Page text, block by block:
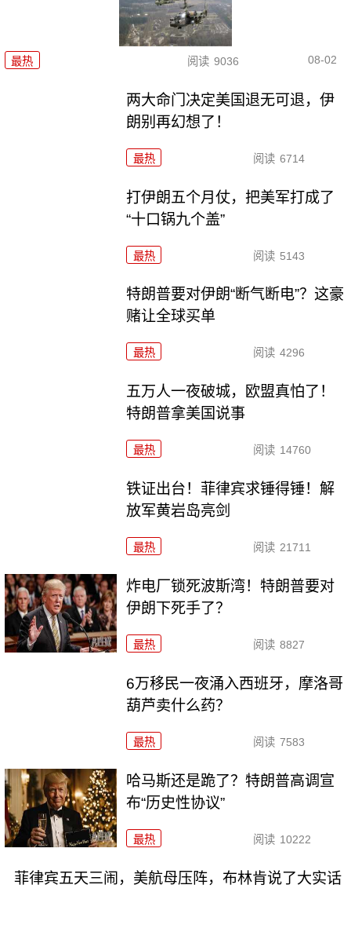
最热 阅读 9036 08-02
两大命门决定美国退无可退，伊
朗别再幻想了！
最热 阅读 6714
打伊朗五个月仗，把美军打成了
“十口锅九个盖”
最热 阅读 5143
特朗普要对伊朗“断气断电”？这豪
赌让全球买单
最热 阅读 4296
五万人一夜破城，欧盟真怕了！
特朗普拿美国说事
最热 阅读 14760
铁证出台！菲律宾求锤得锤！解
放军黄岩岛亮剑
最热 阅读 21711
炸电厂锁死波斯湾！特朗普要对
伊朗下死手了？
最热 阅读 8827
6万移民一夜涌入西班牙，摩洛哥
葫芦卖什么药？
最热 阅读 7583
哈马斯还是跪了？特朗普高调宣
布“历史性协议”
最热 阅读 10222
菲律宾五天三闹，美航母压阵，布林肯说了大实话